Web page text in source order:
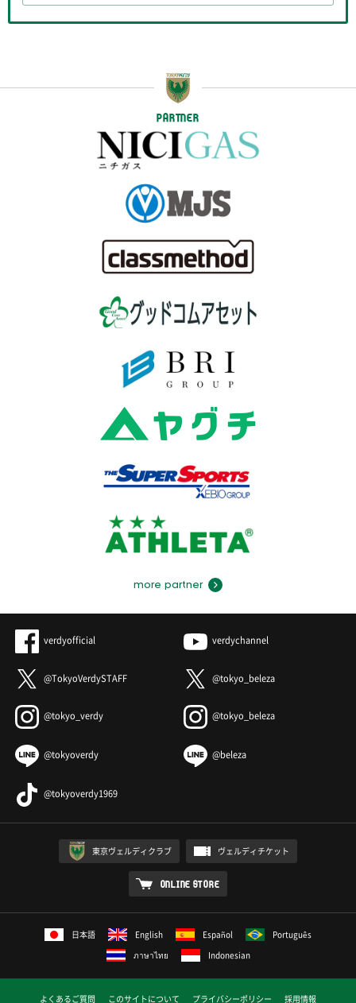
PARTNER
more partner
verdyofficial verdychannel
@TokyoVerdySTAFF @tokyo_beleza
@tokyo_verdy @tokyo_beleza
@tokyoverdy @beleza
@tokyoverdy1969
東京ヴェルディクラブ ヴェルディチケット
ONLINE STORE
日本語 English Español
Português
ภาษาไทย
Indonesian
よくあるご質問 このサイトについて プライバシーポリシー 採用情報